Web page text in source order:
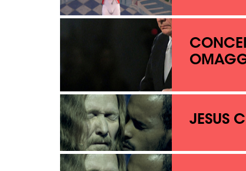
JESUS